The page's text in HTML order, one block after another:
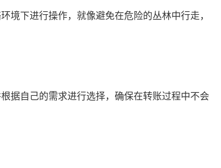
境下进行操作，就像避免在危险的丛林中行走，
据自己的需求进行选择，确保在转账过程中不会